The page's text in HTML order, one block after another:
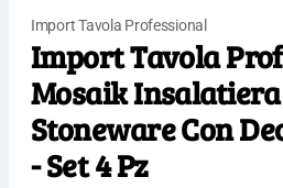
Import Tavola Professional
Import Tavola
Mosaik
Stoneware Con
- Set 4 Pz